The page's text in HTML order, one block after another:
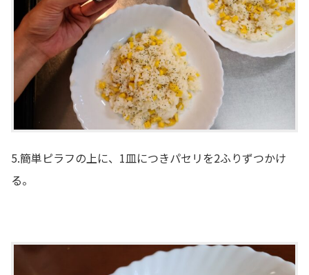
5.簡単ピラフの上に、1皿につきパセリを2ふりずつかけ
る。